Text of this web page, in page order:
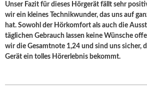
Unser Fazit für dieses Hörgerät fällt sehr
wir ein kleines Technikwunder, das uns auf
hat. Sowohl der Hörkomfort als auch die
täglichen Gebrauch lassen keine Wünsche
wir die Gesamtnote 1,24 und sind uns sicher,
Gerät ein tolles Hörerlebnis bekommt.